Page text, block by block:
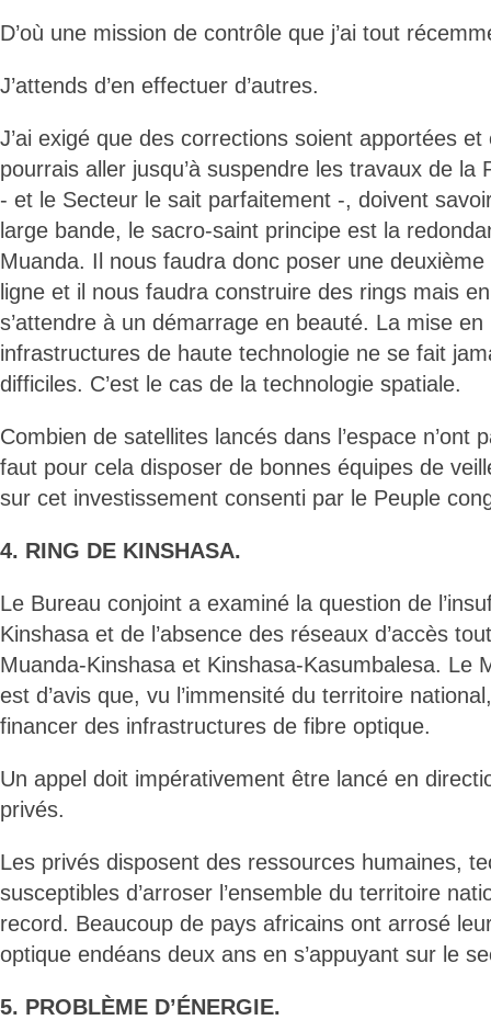
D’où une mission de contrôle que j’ai tout
J’attends d’en effectuer d’autres.
J’ai exigé que des corrections soient apportées et
pourrais aller jusqu’à suspendre les travaux de la
- et le Secteur le sait parfaitement -, doivent
large bande, le sacro-saint principe est la
Muanda. Il nous faudra donc poser une
ligne et il nous faudra construire des rings mais
s’attendre à un démarrage en beauté. La mise
infrastructures de haute technologie ne se fait
difficiles. C’est le cas de la technologie spatiale.
Combien de satellites lancés dans l’espace n’ont
faut pour cela disposer de bonnes équipes de
sur cet investissement consenti par le Peuple
4. RING DE KINSHASA.
Le Bureau conjoint a examiné la question de
Kinshasa et de l’absence des réseaux d’accès
Muanda-Kinshasa et Kinshasa-Kasumbalesa. Le
est d’avis que, vu l’immensité du territoire
financer des infrastructures de fibre optique.
Un appel doit impérativement être lancé en
privés.
Les privés disposent des ressources humaines,
susceptibles d’arroser l’ensemble du territoire
record. Beaucoup de pays africains ont arrosé
optique endéans deux ans en s’appuyant sur le
5. PROBLÈME D’ÉNERGIE.